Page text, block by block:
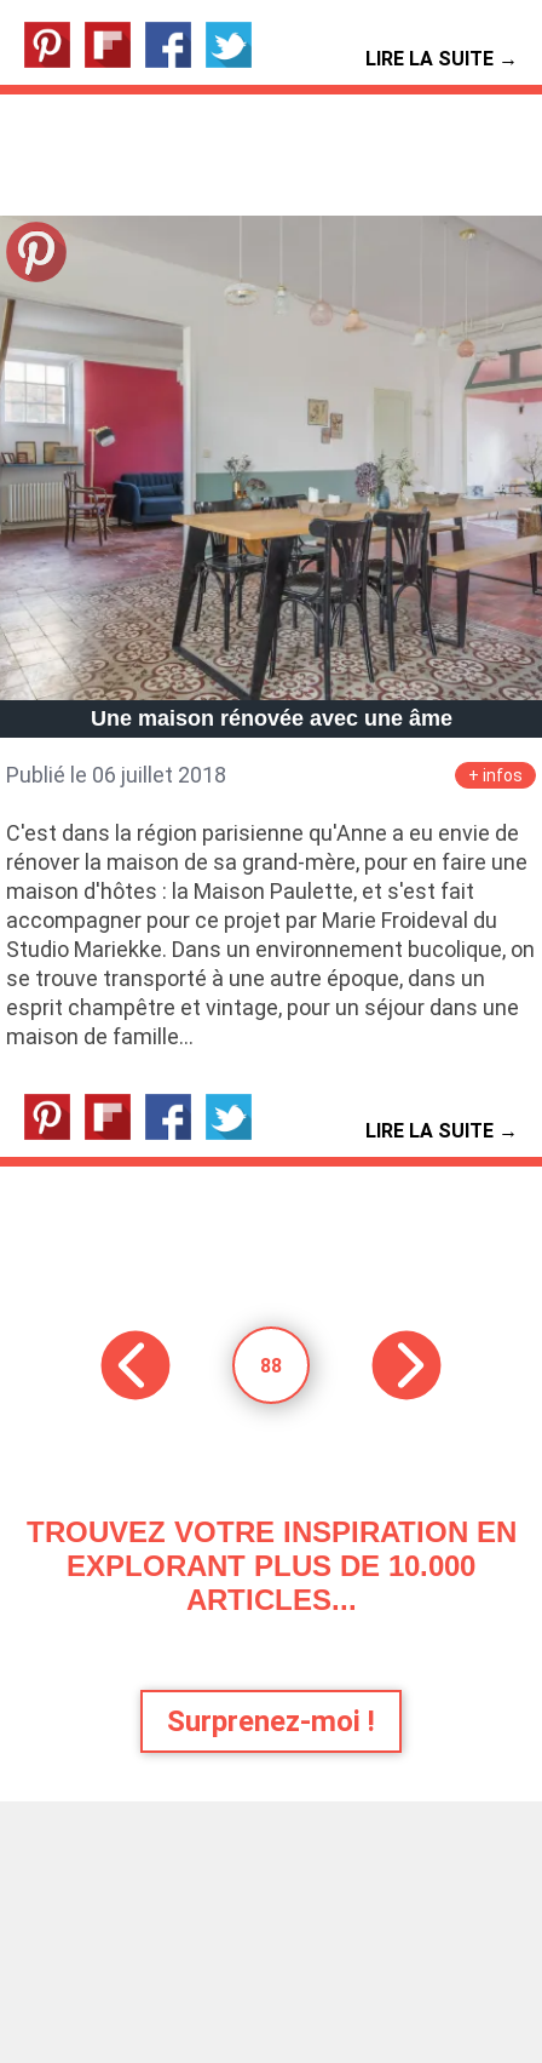
LIRE LA SUITE →
Une maison rénovée avec une âme
Publié le 06 juillet 2018 + infos
C'est dans la région parisienne qu'Anne a eu envie de
rénover la maison de sa grand-mère, pour en faire une
maison d'hôtes : la Maison Paulette, et s'est fait
accompagner pour ce projet par Marie Froideval du
Studio Mariekke. Dans un environnement bucolique, on
se trouve transporté à une autre époque, dans un
esprit champêtre et vintage, pour un séjour dans une
maison de famille…
LIRE LA SUITE →
88
TROUVEZ VOTRE INSPIRATION EN
EXPLORANT PLUS DE 10.000
ARTICLES...
Surprenez-moi !